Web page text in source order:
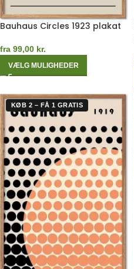
Bauhaus Circles 1923 plakat
fra 99,00 kr.
VÆLG MULIGHEDER
KØB 2 – FÅ 1 GRATIS